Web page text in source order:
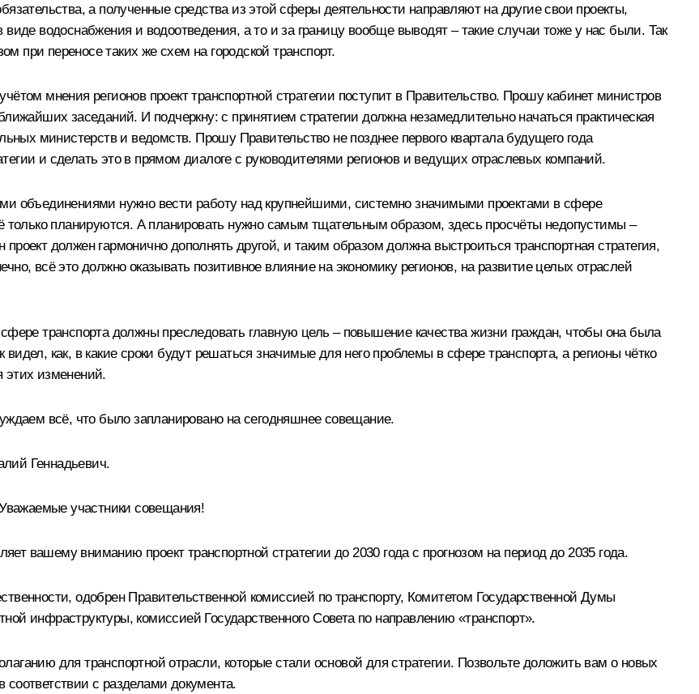
а полученные средства из этой сферы деятельности направляют на другие свои проекты,
водоснабжения и водоотведения, а то и за границу вообще выводят – такие случаи тоже у нас были. Так
при переносе таких же схем на городской транспорт.
мнения регионов проект транспортной стратегии поступит в Правительство. Прошу кабинет министров
заседаний. И подчеркну: с принятием стратегии должна незамедлительно начаться практическая
министерств и ведомств. Прошу Правительство не позднее первого квартала будущего года
и сделать это в прямом диалоге с руководителями регионов и ведущих отраслевых компаний.
объединениями нужно вести работу над крупнейшими, системно значимыми проектами в сфере
только планируются. А планировать нужно самым тщательным образом, здесь просчёты недопустимы –
должен гармонично дополнять другой, и таким образом должна выстроиться транспортная стратегия,
всё это должно оказывать позитивное влияние на экономику регионов, на развитие целых отраслей
транспорта должны преследовать главную цель – повышение качества жизни граждан, чтобы она была
как, в какие сроки будут решаться значимые для него проблемы в сфере транспорта, а регионы чётко
этих изменений.
всё, что было запланировано на сегодняшнее совещание.
Геннадьевич.
участники совещания!
вашему вниманию проект транспортной стратегии до 2030 года с прогнозом на период до 2035 года.
одобрен Правительственной комиссией по транспорту, Комитетом Государственной Думы
инфраструктуры, комиссией Государственного Совета по направлению «транспорт».
для транспортной отрасли, которые стали основой для стратегии. Позвольте доложить вам о новых
с разделами документа.